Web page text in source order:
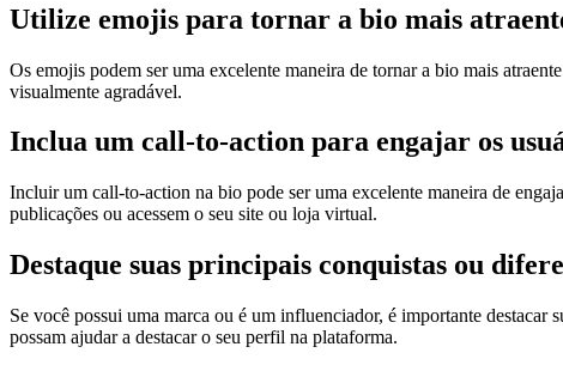
Utilize emojis para tornar a bio mais
Os emojis podem ser uma excelente maneira de tornar a bio mais
visualmente agradável.
Inclua um call-to-action para engajar os
Incluir um call-to-action na bio pode ser uma excelente maneira de
publicações ou acessem o seu site ou loja virtual.
Destaque suas principais conquistas ou
Se você possui uma marca ou é um influenciador, é importante
possam ajudar a destacar o seu perfil na plataforma.